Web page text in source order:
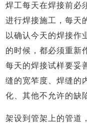
焊工每天在焊接前必
进行焊接施工，每天
以确认今天的焊接作
的时候，都必须重新
每天的焊接试样要妥
缝的宽笮度、焊缝的
化、其他不允许的缺
架设到管架上的管道